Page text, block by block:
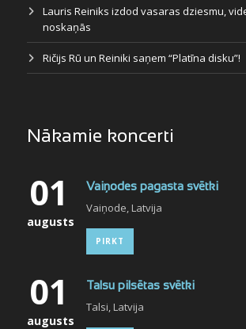
Lauris Reiniks izdod vasaras dziesmu,
noskaņās
Ričijs Rū un Reiniki saņem “Platīna disku”!
Nākamie koncerti
01
augusts
Vaiņodes pagasta svētki
Vaiņode, Latvija
PIRKT
01
augusts
Talsu pilsētas svētki
Talsi, Latvija